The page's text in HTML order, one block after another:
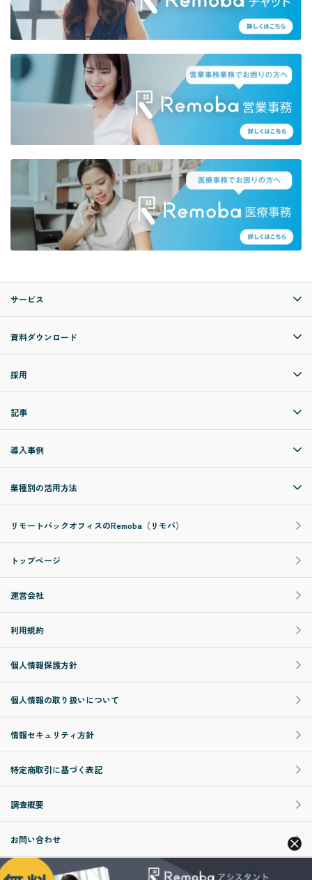
サービス
資料ダウンロード
採用
記事
導入事例
業種別の活用方法
リモートバックオフィスのRemoba（リモバ）
トップページ
運営会社
利用規約
個人情報保護方針
個人情報の取り扱いについて
情報セキュリティ方針
特定商取引に基づく表記
調査概要
お問い合わせ